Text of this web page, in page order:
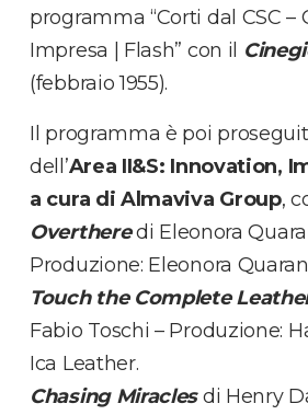
programma “Corti dal CSC –
Impresa | Flash” con il
(febbraio 1955).
Il programma è poi
dell’Area II&S: Innovation,
a cura di Almaviva Group,
Overtheredi Eleonora
Produzione: Eleonora
Touch the Complete
Fabio Toschi – Produzione:
Ica Leather.
Chasing Miracles di Henry